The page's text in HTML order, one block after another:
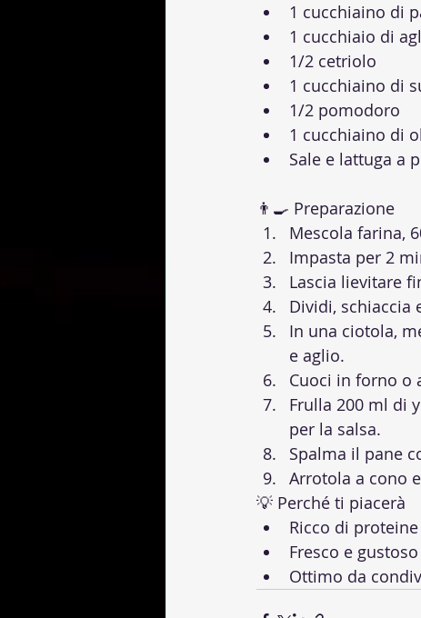
1 cucchiaino di
1 cucchiaio di
1/2 cetriolo
1 cucchiaino di
1/2 pomodoro
1 cucchiaino di
Sale e lattuga a
👨‍🍳 Preparazione
Mescola farina,
Impasta per 2
Lascia lievitare
Dividi, schiaccia
In una ciotola,
e aglio.
Cuoci in forno o
Frulla 200 ml di
per la salsa.
Spalma il pane
Arrotola a cono
💡 Perché ti piacerà
Ricco di
Fresco e gustoso
Ottimo da